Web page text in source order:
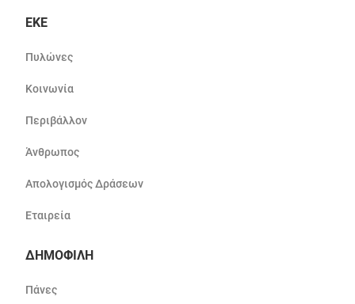
ΕΚΕ
Πυλώνες
Κοινωνία
Περιβάλλον
Άνθρωπος
Απολογισμός Δράσεων
Εταιρεία
ΔΗΜΟΦΙΛΗ
Πάνες